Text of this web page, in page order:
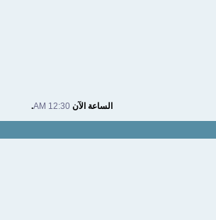
الساعة الآن12:30 AM
.